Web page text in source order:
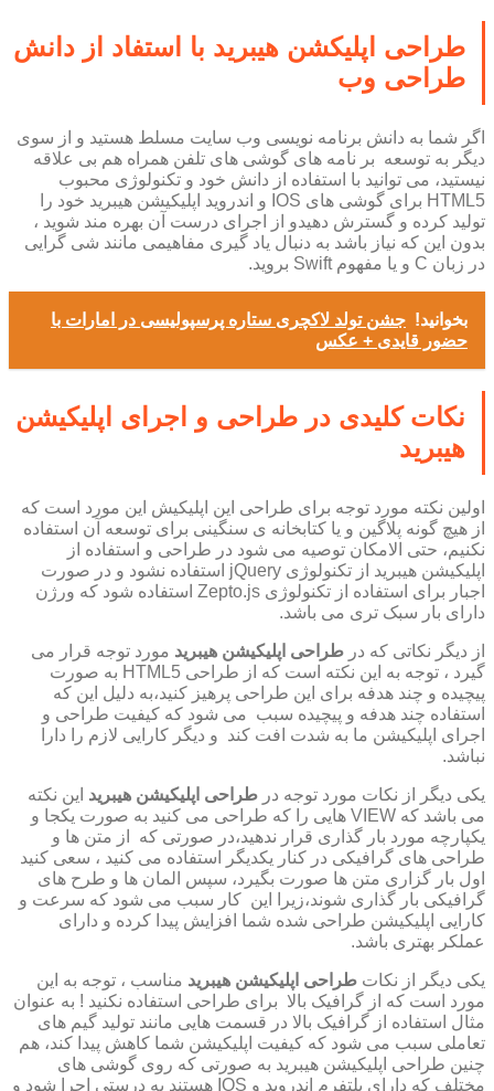
طراحی اپلیکشن هیبرید با استفاد از دانش
طراحی وب
اگر شما به دانش برنامه نویسی وب سایت مسلط هستید و از سوی
دیگر به توسعه بر نامه های گوشی های تلفن همراه هم بی علاقه
نیستید، می توانید با استفاده از دانش خود و تکنولوژی محبوب
HTML5 برای گوشی های IOS و اندروید اپلیکیشن هیبرید خود را
تولید کرده و گسترش دهیدو از اجرای درست آن بهره مند شوید ،
بدون این که نیاز باشد به دنبال یاد گیری مفاهیمی مانند شی گرایی
در زبان C و یا مفهوم Swift بروید.
بخوانید! جشن تولد لاکچری ستاره پرسپولیسی در امارات با
حضور قایدی + عکس
نکات کلیدی در طراحی و اجرای اپلیکیشن
هیبرید
اولین نکته مورد توجه برای طراحی این اپلیکیش این مورد است که
از هیچ گونه پلاگین و یا کتابخانه ی سنگینی برای توسعه آن استفاده
نکنیم، حتی الامکان توصیه می شود در طراحی و استفاده از
اپلیکیشن هیبرید از تکنولوژی jQuery استفاده نشود و در صورت
اجبار برای استفاده از تکنولوژی Zepto.js استفاده شود که ورژن
دارای بار سبک تری می باشد.
از دیگر نکاتی که در طراحی اپلیکیشن هیبرید مورد توجه قرار می
گیرد ، توجه به این نکته است که از طراحی HTML5 به صورت
پیچیده و چند هدفه برای این طراحی پرهیز کنید،به دلیل این که
استفاده چند هدفه و پیچیده سبب می شود که کیفیت طراحی و
اجرای اپلیکیشن ما به شدت افت کند و دیگر کارایی لازم را دارا
نباشد.
یکی دیگر از نکات مورد توجه در طراحی اپلیکیشن هیبرید این نکته
می باشد که VIEW هایی را که طراحی می کنید به صورت یکجا و
یکپارچه مورد بار گذاری قرار ندهید،در صورتی که از متن ها و
طراحی های گرافیکی در کنار یکدیگر استفاده می کنید ، سعی کنید
اول بار گزاری متن ها صورت بگیرد، سپس المان ها و طرح های
گرافیکی بار گذاری شوند،زیرا این کار سبب می شود که سرعت و
کارایی اپلیکیشن طراحی شده شما افزایش پیدا کرده و دارای
عملکر بهتری باشد.
یکی دیگر از نکات طراحی اپلیکیشن هیبرید مناسب ، توجه به این
مورد است که از گرافیک بالا برای طراحی استفاده نکنید ! به عنوان
مثال استفاده از گرافیک بالا در قسمت هایی مانند تولید گیم های
تعاملی سبب می شود که کیفیت اپلیکیشن شما کاهش پیدا کند، هم
چنین طراحی اپلیکیشن هیبرید به صورتی که روی گوشی های
مختلف که دارای پلتفرم اندروید و IOS هستند به درستی اجرا شود و